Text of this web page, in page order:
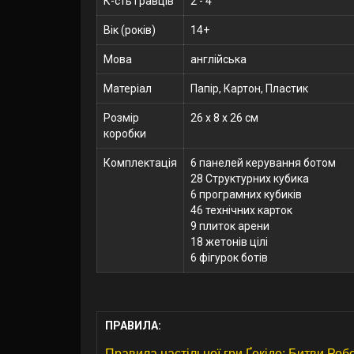
Вік (років) 14+
Мова англійська
Матеріал Папір, Картон, Пластик
Розмір
коробки
26 x 8 x 26 см
Комплектація
6 панелей керування ботом
28 Структурних кубика
6 програмних кубиків
46 технічних карток
9 плиток арени
18 жетонів цілі
6 фігурок ботів
ПРАВИЛА: